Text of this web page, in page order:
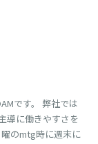
です。 弊社では
導に働きやすさを
のmtg時に週末に